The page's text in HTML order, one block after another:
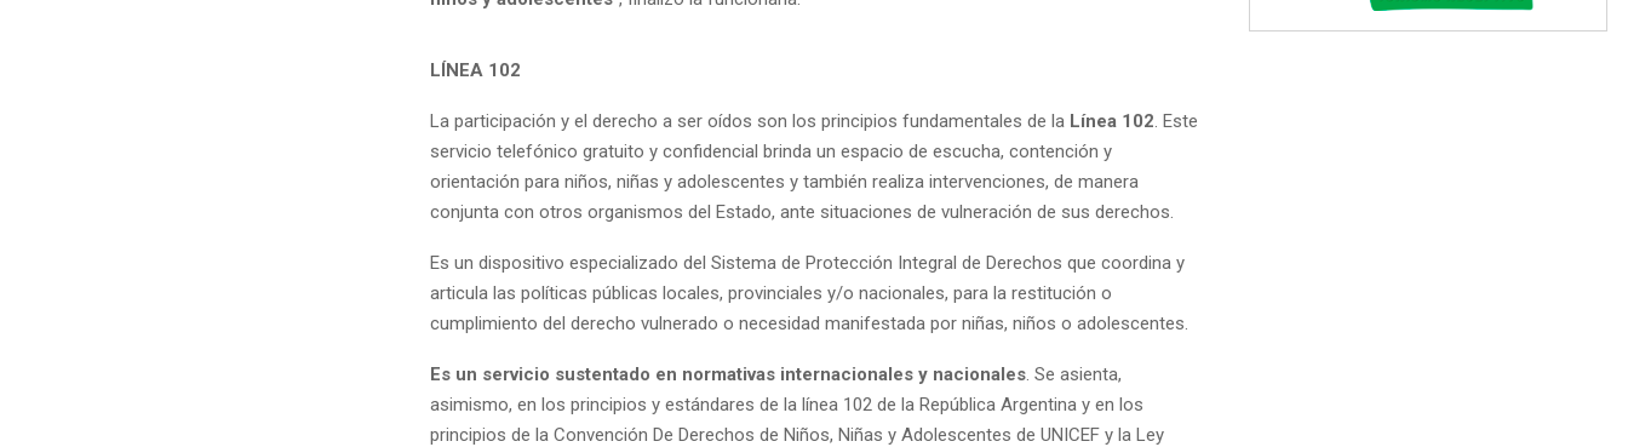
LÍNEA 102
La participación y el derecho a ser oídos son los principios fundamentales de la Línea 102 . Este
servicio telefónico gratuito y confidencial brinda un espacio de escucha, contención y
orientación para niños, niñas y adolescentes y también realiza intervenciones, de manera
conjunta con otros organismos del Estado, ante situaciones de vulneración de sus derechos.
Es un dispositivo especializado del Sistema de Protección Integral de Derechos que coordina y
articula las políticas públicas locales, provinciales y/o nacionales, para la restitución o
cumplimiento del derecho vulnerado o necesidad manifestada por niñas, niños o adolescentes.
Es un servicio sustentado en normativas internacionales y nacionales . Se asienta,
asimismo, en los principios y estándares de la línea 102 de la República Argentina y en los
principios de la Convención De Derechos de Niños, Niñas y Adolescentes de UNICEF y la Ley